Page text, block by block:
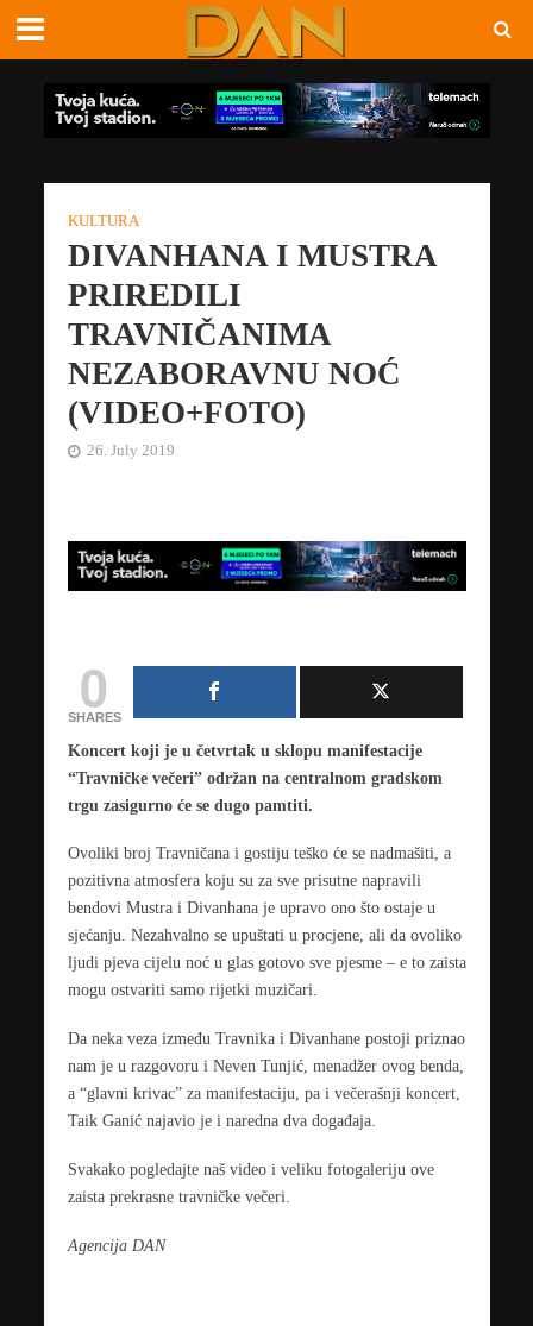
KULTURA
DIVANHANA I MUSTRA
PRIREDILI
TRAVNIČANIMA
NEZABORAVNU NOĆ
(VIDEO+FOTO)
26. July 2019
0
SHARES
Koncert koji je u četvrtak u sklopu manifestacije
“Travničke večeri” održan na centralnom gradskom
trgu zasigurno će se dugo pamtiti.
Ovoliki broj Travničana i gostiju teško će se nadmašiti, a
pozitivna atmosfera koju su za sve prisutne napravili
bendovi Mustra i Divanhana je upravo ono što ostaje u
sjećanju. Nezahvalno se upuštati u procjene, ali da ovoliko
ljudi pjeva cijelu noć u glas gotovo sve pjesme – e to zaista
mogu ostvariti samo rijetki muzičari.
Da neka veza između Travnika i Divanhane postoji priznao
nam je u razgovoru i Neven Tunjić, menadžer ovog benda,
a “glavni krivac” za manifestaciju, pa i večerašnji koncert,
Taik Ganić najavio je i naredna dva događaja.
Svakako pogledajte naš video i veliku fotogaleriju ove
zaista prekrasne travničke večeri.
Agencija DAN